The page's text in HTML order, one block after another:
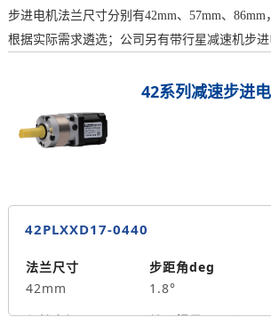
步进电机法兰尺寸分别有42mm、57mm、86mm
根据实际需求遴选；公司另有带行星减速机步进
42系列减速步进
42PLXXD17-0440
法兰尺寸
42mm
步距角deg
1.8°
保持力矩N.m
转子惯量g.cm²